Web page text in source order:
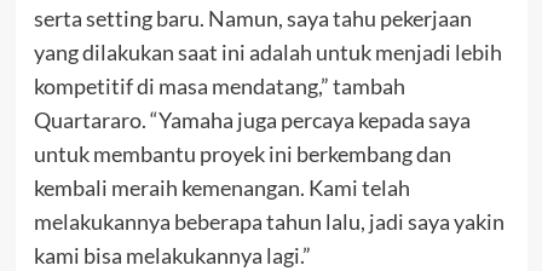
serta setting baru. Namun, saya tahu pekerjaan
yang dilakukan saat ini adalah untuk menjadi lebih
kompetitif di masa mendatang,” tambah
Quartararo. “Yamaha juga percaya kepada saya
untuk membantu proyek ini berkembang dan
kembali meraih kemenangan. Kami telah
melakukannya beberapa tahun lalu, jadi saya yakin
kami bisa melakukannya lagi.”